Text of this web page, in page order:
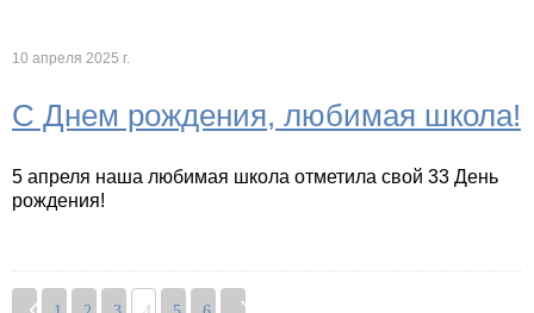
10 апреля 2025 г.
С Днем рождения, любимая школа!
5 апреля наша любимая школа отметила свой 33 День
рождения!